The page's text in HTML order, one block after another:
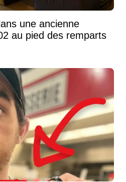
une ancienne
au pied des remparts